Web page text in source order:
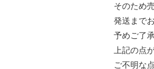
そのため
発送まで
予めご了
上記の点
ご不明な